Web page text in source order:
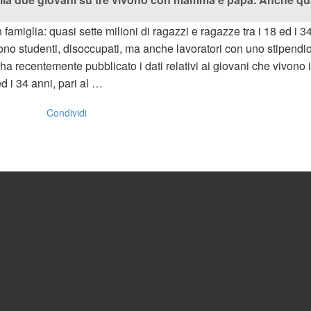
quasi sette milioni di ragazzi e ragazze tra i 18 ed i
studenti, disoccupati, ma anche lavoratori con uno
recentemente pubblicato i dati relativi ai giovani che
i 34 anni, pari al …
Condividi